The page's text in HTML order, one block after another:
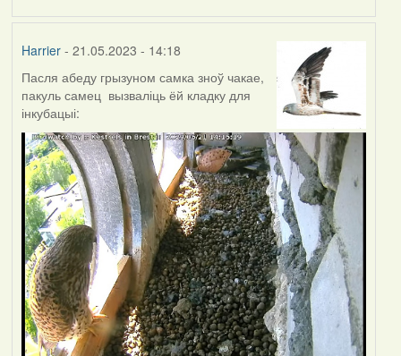
Harrier- 21.05.2023 - 14:18
Пасля абеду грызуном самка зноў чакае,
пакуль самец вызваліць ёй кладку для
інкубацыі: